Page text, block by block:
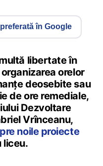
în Google
libertate în
orelor
deosebite sau
de ore remediale,
Dezvoltare
Vrînceanu,
noile proiecte